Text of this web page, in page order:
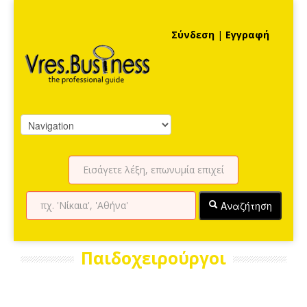
Σύνδεση | Εγγραφή
Αναζήτηση
Παιδοχειρούργοι